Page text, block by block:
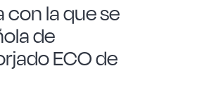
con la que se
de
ECO de